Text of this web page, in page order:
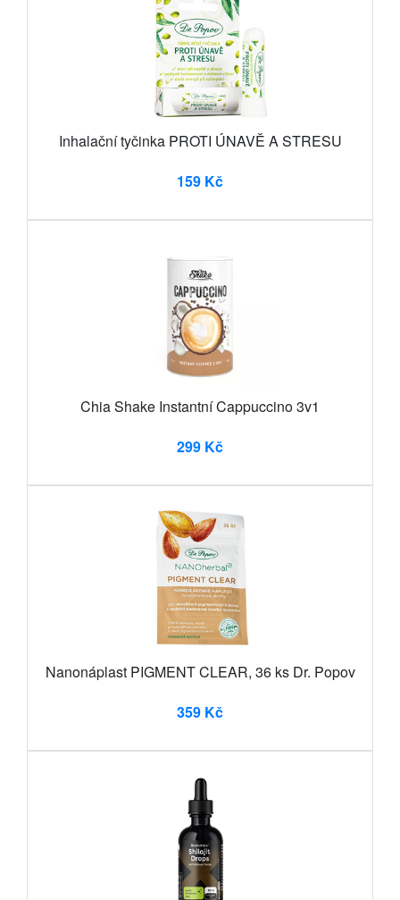
Inhalační tyčinka PROTI ÚNAVĚ A STRESU
159 Kč
Chia Shake Instantní Cappuccino 3v1
299 Kč
Nanonáplast PIGMENT CLEAR, 36 ks Dr. Popov
359 Kč